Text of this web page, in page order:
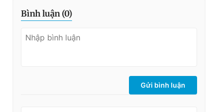
Bình luận (0)
Gửi bình luận